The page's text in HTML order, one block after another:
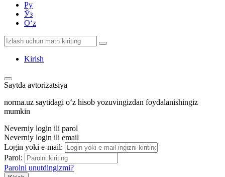
Ру
Ўз
Oʻz
Kirish
Saytda avtorizatsiya
norma.uz saytidagi oʻz hisob yozuvingizdan foydalanishingiz
mumkin
Neverniy login ili parol
Neverniy login ili email
Login yoki e-mail:
Parol:
Parolni unutdingizmi?